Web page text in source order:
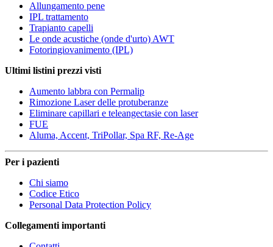
Allungamento pene
IPL trattamento
Trapianto capelli
Le onde acustiche (onde d'urto) AWT
Fotoringiovanimento (IPL)
Ultimi listini prezzi visti
Aumento labbra con Permalip
Rimozione Laser delle protuberanze
Eliminare capillari e teleangectasie con laser
FUE
Aluma, Accent, TriPollar, Spa RF, Re-Age
Per i pazienti
Chi siamo
Codice Etico
Personal Data Protection Policy
Collegamenti importanti